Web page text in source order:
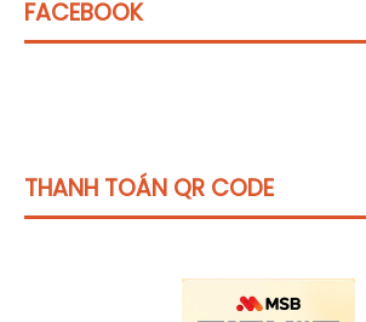
FACEBOOK
THANH TOÁN QR CODE